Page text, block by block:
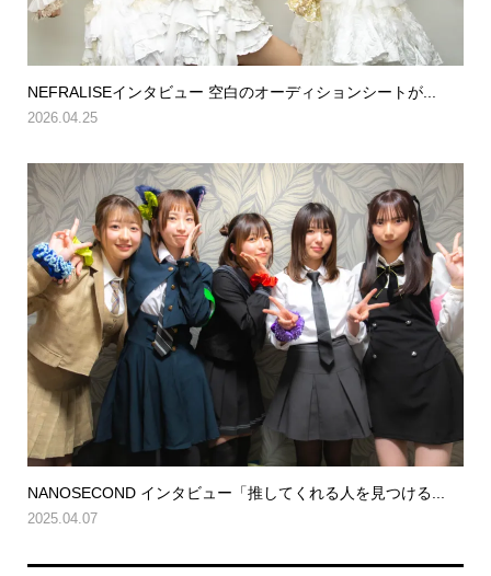
NEFRALISEインタビュー 空白のオーディションシートが...
2026.04.25
NANOSECOND インタビュー「推してくれる人を見つける...
2025.04.07